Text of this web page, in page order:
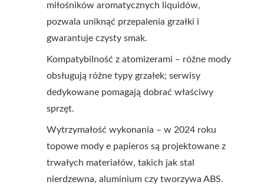
miłośników aromatycznych liquidów,
pozwala uniknąć przepalenia grzałki i
gwarantuje czysty smak.
Kompatybilność z atomizerami – różne mody
obsługują różne typy grzałek; serwisy
dedykowane pomagają dobrać właściwy
sprzęt.
Wytrzymałość wykonania – w 2024 roku
topowe mody e papieros są projektowane z
trwałych materiałów, takich jak stal
nierdzewna, aluminium czy tworzywa ABS.